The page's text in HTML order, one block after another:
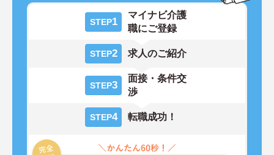
STEP1
マイナビ介護
職にご登録
STEP2 求人のご紹介
STEP3
面接・条件交
渉
STEP4 転職成功！